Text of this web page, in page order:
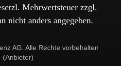
Mehrwertsteuer zzgl.
nicht anders angegeben.
AG. Alle Rechte vorbehalten
(Anbieter)